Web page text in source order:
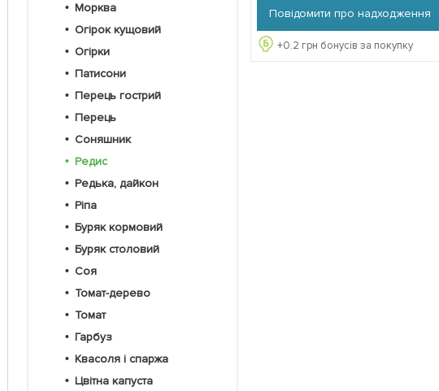
Морква
Огірок кущовий
Огірки
Патисони
Перець гострий
Перець
Соняшник
Редис
Редька, дайкон
Ріпа
Буряк кормовий
Буряк столовий
Соя
Томат-дерево
Томат
Гарбуз
Квасоля і спаржа
Цвітна капуста
Повідомити про надходження
+0.2 грн бонусів за покупку